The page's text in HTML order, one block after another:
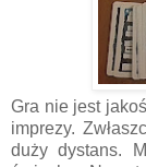
Gra nie jest
imprezy.
duży dystans.